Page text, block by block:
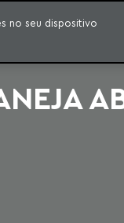
PUBLICAÇÕES
no seu dispositivo